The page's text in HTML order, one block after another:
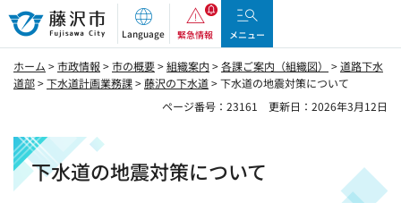
藤沢市
Language 緊急情報 メニュー
ホーム >市政情報 >市の概要>組織案内 >各課ご案内（組織図） >道路下水
道部>下水道計画業務課>藤沢の下水道> 下水道の地震対策について
ページ番号：23161
更新日：2026年3月12日
下水道の地震対策について